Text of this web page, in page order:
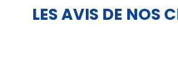
LES AVIS DE NOS